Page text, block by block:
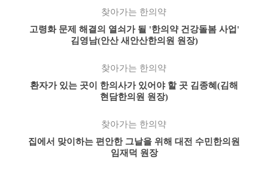
찾아가는 한의약
고령화 문제 해결의 열쇠가 될 '한의약 건강돌봄 사업'
김영남(안산 새안산한의원 원장)
찾아가는 한의약
환자가 있는 곳이 한의사가 있어야 할 곳 김종혜(김해
현담한의원 원장)
찾아가는 한의약
집에서 맞이하는 편안한 그날을 위해 대전 수민한의원
임재덕 원장